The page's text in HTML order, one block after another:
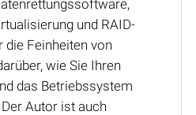
und RAID-
die Feinheiten von
wie Sie Ihren
das Betriebssystem
Autor ist auch